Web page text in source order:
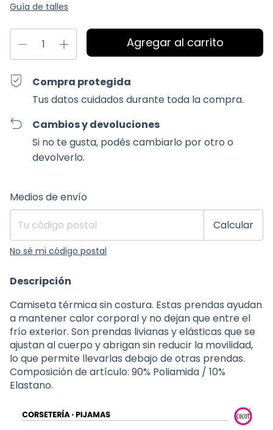
Guía de talles
Compra protegida
Tus datos cuidados durante toda la compra.
Cambios y devoluciones
Si no te gusta, podés cambiarlo por otro o
devolverlo.
Entregas para el CP:
Medios de envío
Calcular
No sé mi código postal
Descripción
Camiseta térmica sin costura. Estas prendas ayudan
a mantener calor corporal y no dejan que entre el
frío exterior. Son prendas livianas y elásticas que se
ajustan al cuerpo y abrigan sin reducir la movilidad,
lo que permite llevarlas debajo de otras prendas.
Composición de artículo: 90% Poliamida / 10%
Elastano.